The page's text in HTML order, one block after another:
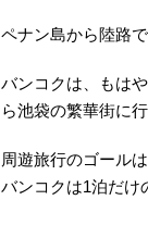
ペナン島から陸路
バンコクは、もは
ら池袋の繁華街に
周遊旅行のゴール
バンコクは1泊だけ